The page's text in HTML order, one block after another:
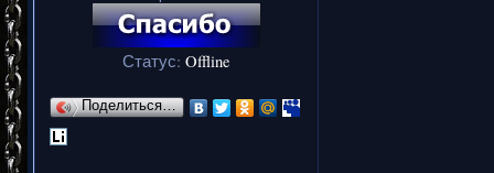
Статус: Offline
Поделиться…